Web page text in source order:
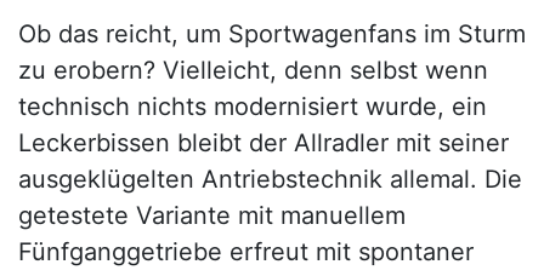
Ob das reicht, um Sportwagenfans im Sturm
zu erobern? Vielleicht, denn selbst wenn
technisch nichts modernisiert wurde, ein
Leckerbissen bleibt der Allradler mit seiner
ausgeklügelten Antriebstechnik allemal. Die
getestete Variante mit manuellem
Fünfganggetriebe erfreut mit spontaner